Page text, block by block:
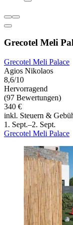
Grecotel Meli
Grecotel Meli Palace
Agios Nikolaos
8,6/10
Hervorragend
(97 Bewertungen)
340 €
inkl. Steuern &
1. Sept.–2. Sept.
Grecotel Meli Palace